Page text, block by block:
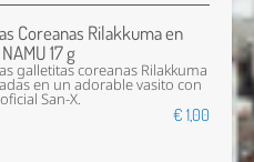
Coreanas Rilakkuma en
17 g
galletitas coreanas Rilakkuma
en un adorable vasito con
San-X.
€ 1,00